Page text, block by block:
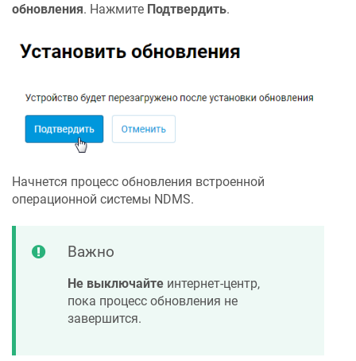
обновления. Нажмите Подтвердить.
Начнется процесс обновления встроенной
операционной системы NDMS.
Важно
Не выключайте интернет-центр,
пока процесс обновления не
завершится.